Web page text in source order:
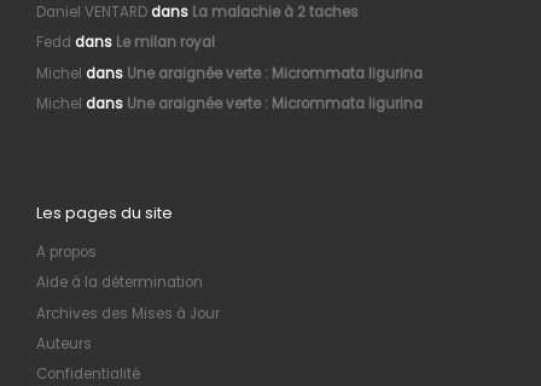
Daniel VENTARDdans La malachie à 2 taches
Fedd dans Le milan royal
Michel dans Une araignée verte : Micrommata ligurina
Michel dans Une araignée verte : Micrommata ligurina
Les pages du site
A propos
Aide à la détermination
Archives des Mises à Jour
Auteurs
Confidentialité